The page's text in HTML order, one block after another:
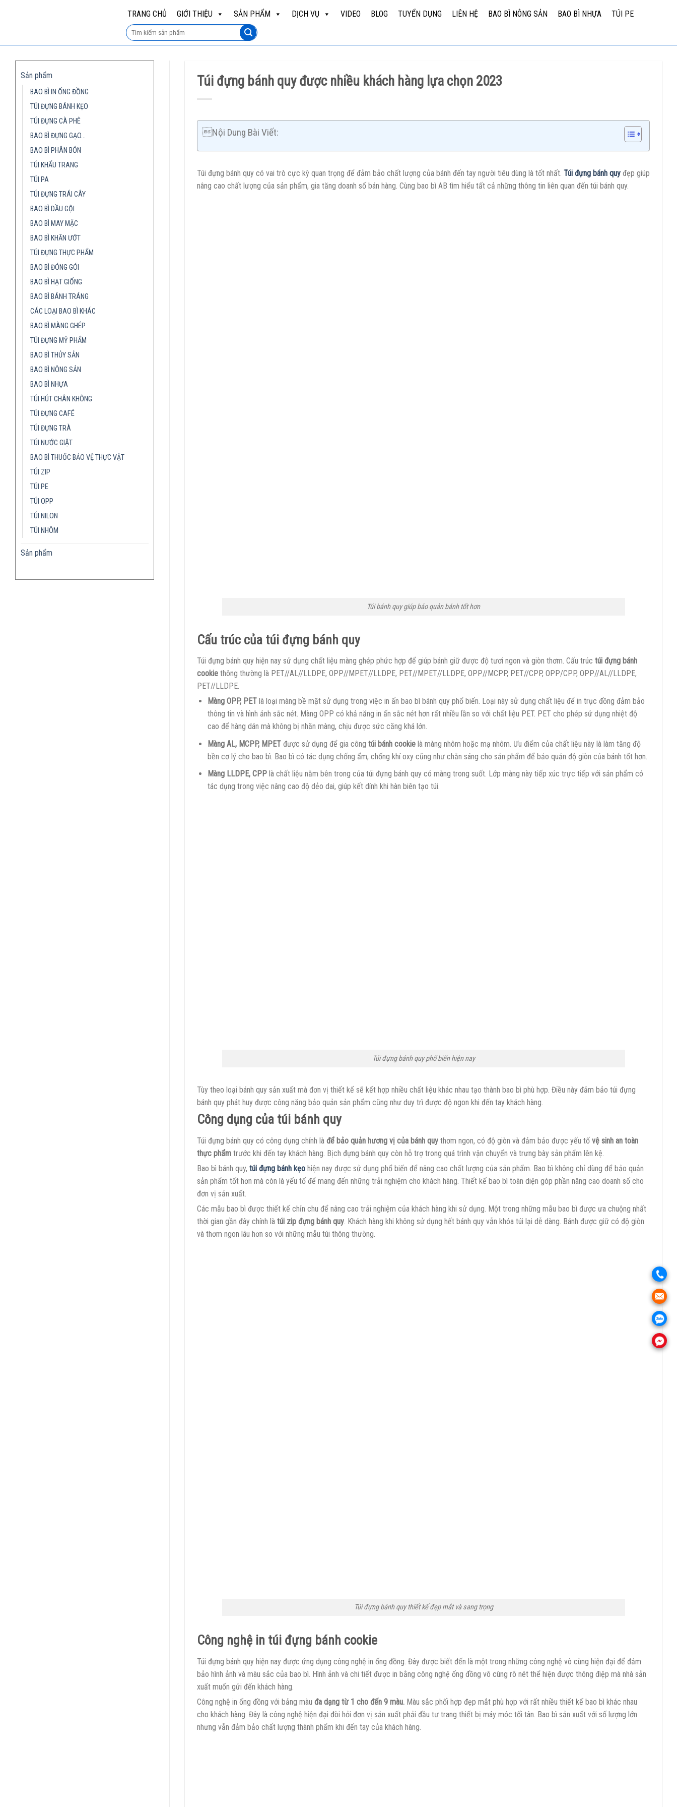
TRANG CHỦ GIỚI THIỆU SẢN PHẨM DỊCH VỤ VIDEO BLOG TUYỂN DỤNG LIÊN HỆ BAO BÌ NÔNG SẢN BAO BÌ NHỰA TÚI PE
Sản phẩm
BAO BÌ IN ỐNG ĐỒNG
TÚI ĐỰNG BÁNH KẸO
TÚI ĐỰNG CÀ PHÊ
BAO BÌ ĐỰNG GẠO…
BAO BÌ PHÂN BÓN
TÚI KHẨU TRANG
TÚI PA
TÚI ĐỰNG TRÁI CÂY
BAO BÌ DẦU GỘI
BAO BÌ MAY MẶC
BAO BÌ KHĂN ƯỚT
TÚI ĐỰNG THỰC PHẨM
BAO BÌ ĐÓNG GÓI
BAO BÌ HẠT GIỐNG
BAO BÌ BÁNH TRÁNG
CÁC LOẠI BAO BÌ KHÁC
BAO BÌ MÀNG GHÉP
TÚI ĐỰNG MỸ PHẨM
BAO BÌ THỦY SẢN
BAO BÌ NÔNG SẢN
BAO BÌ NHỰA
TÚI HÚT CHÂN KHÔNG
TÚI ĐỰNG CAFÉ
TÚI ĐỰNG TRÀ
TÚI NƯỚC GIẶT
BAO BÌ THUỐC BẢO VỆ THỰC VẬT
TÚI ZIP
TÚI PE
TÚI OPP
TÚI NILON
TÚI NHÔM
Sản phẩm
Túi đựng bánh quy được nhiều khách hàng lựa chọn 2023
Nội Dung Bài Viết:
Túi đựng bánh quy có vai trò cực kỳ quan trọng để đảm bảo chất lượng của bánh đến tay người tiêu dùng là tốt nhất. Túi đựng bánh quy đẹp giúp
nâng cao chất lượng của sản phẩm, gia tăng doanh số bán hàng. Cùng bao bì AB tìm hiểu tất cả những thông tin liên quan đến túi bánh quy.
Túi bánh quy giúp bảo quản bánh tốt hơn
Cấu trúc của túi đựng bánh quy
Túi đựng bánh quy hiện nay sử dụng chất liệu màng ghép phức hợp để giúp bánh giữ được độ tươi ngon và giòn thơm. Cấu trúc túi đựng bánh
cookie thông thường là PET//AL//LLDPE, OPP//MPET//LLDPE, PET//MPET//LLDPE, OPP//MCPP, PET//CPP, OPP/CPP, OPP//AL//LLDPE,
PET//LLDPE.
Màng OPP, PETlà loại màng bề mặt sử dụng trong việc in ấn bao bì bánh quy phổ biến. Loại này sử dụng chất liệu để in trục đồng đảm bảo
thông tin và hình ảnh sắc nét. Màng OPP có khả năng in ấn sắc nét hơn rất nhiều lần so với chất liệu PET. PET cho phép sử dụng nhiệt độ
cao để hàng dán mà không bị nhăn màng, chịu được sức căng khá lớn.
Màng AL, MCPP, MPETđược sử dụng để gia công túi bánh cookielà màng nhôm hoặc mạ nhôm. Ưu điểm của chất liệu này là làm tăng độ
bền cơ lý cho bao bì. Bao bì có tác dụng chống ẩm, chống khí oxy cũng như chắn sáng cho sản phẩm để bảo quản độ giòn của bánh tốt hơn.
Màng LLDPE, CPPlà chất liệu nằm bên trong của túi đựng bánh quy có màng trong suốt. Lớp màng này tiếp xúc trực tiếp với sản phẩm có
tác dụng trong việc nâng cao độ dẻo dai, giúp kết dính khi hàn biên tạo túi.
Túi đựng bánh quy phổ biến hiện nay
Tùy theo loại bánh quy sản xuất mà đơn vị thiết kế sẽ kết hợp nhiều chất liệu khác nhau tạo thành bao bì phù hợp. Điều này đảm bảo túi đựng
bánh quy phát huy được công năng bảo quản sản phẩm cũng như duy trì được độ ngon khi đến tay khách hàng.
Công dụng của túi bánh quy
Túi đựng bánh quy có công dụng chính là để bảo quản hương vị của bánh quy thơm ngon, có độ giòn và đảm bảo được yếu tố vệ sinh an toàn
thực phẩm trước khi đến tay khách hàng. Bịch đựng bánh quy còn hỗ trợ trong quá trình vận chuyển và trưng bày sản phẩm lên kệ.
Bao bì bánh quy, túi đựng bánh kẹo hiện nay được sử dụng phổ biến để nâng cao chất lượng của sản phẩm. Bao bì không chỉ dùng để bảo quản
sản phẩm tốt hơn mà còn là yếu tố để mang đến những trải nghiệm cho khách hàng. Thiết kế bao bì toàn diện góp phần nâng cao doanh số cho
đơn vị sản xuất.
Các mẫu bao bì được thiết kế chỉn chu để nâng cao trải nghiệm của khách hàng khi sử dụng. Một trong những mẫu bao bì được ưa chuộng nhất
thời gian gần đây chính là túi zip đựng bánh quy . Khách hàng khi không sử dụng hết bánh quy vẫn khóa túi lại dễ dàng. Bánh được giữ có độ giòn
và thơm ngon lâu hơn so với những mẫu túi thông thường.
Túi đựng bánh quy thiết kế đẹp mắt và sang trọng
Công nghệ in túi đựng bánh cookie
Túi đựng bánh quy hiện nay được ứng dụng công nghệ in ống đồng. Đây được biết đến là một trong những công nghệ vô cùng hiện đại để đảm
bảo hình ảnh và màu sắc của bao bì. Hình ảnh và chi tiết được in bằng công nghệ ống đồng vô cùng rõ nét thể hiện được thông điệp mà nhà sản
xuất muốn gửi đến khách hàng.
Công nghệ in ống đồng với bảng màu đa dạng từ 1 cho đến 9 màu. Màu sắc phối hợp đẹp mắt phù hợp với rất nhiều thiết kế bao bì khác nhau
cho khách hàng. Đây là công nghệ hiện đại đòi hỏi đơn vị sản xuất phải đầu tư trang thiết bị máy móc tối tân. Bao bì sản xuất với số lượng lớn
nhưng vẫn đảm bảo chất lượng thành phẩm khi đến tay của khách hàng.
.
.
.
.